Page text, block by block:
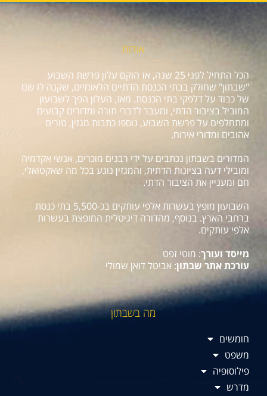
אודות
הכל התחיל לפני 25 שנה, אז הוקם עלון פרשת השבוע
"שבתון" שחולק בבתי הכנסת הדתיים הלאומיים, שקנה לו שם
של כבוד על דלפקי בתי הכנסת. מאז, העלון הפך לשבועון
המוביל בציבור הדתי, ומעבר לדברי תורה ומדורים קבועים
ומתחלפים על פרשת השבוע, נוספו כתבות מגזין, טורים
אהובים ומדורי אירוח.
המדורים בשבתון נכתבים על ידי רבנים מוכרים, אנשי אקדמיה
ומובילי דעה בציונות הדתית, והמגזין נוגע בכל מה שאקטואלי,
חם ומעניין את הציבור הדתי.
השבועון מופץ בעשרות אלפי עותקים בכ-5,500 בתי כנסת
ברחבי הארץ. בנוסף, מהדורה דיגיטלית המופצת בעשרות
אלפי עותקים.
מייסד ועורך: מוטי זפט
עורכת אתר שבתון: אביטל דואן שמולי
מה בשבתון
חומשים
משפט
פילוסופיה
מדרש